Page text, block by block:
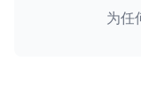
为任